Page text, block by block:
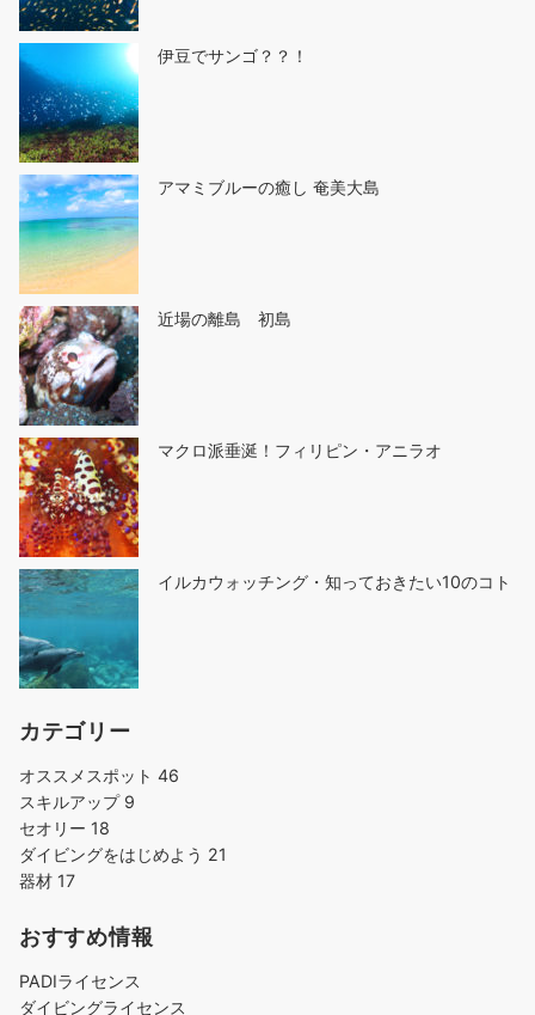
伊豆でサンゴ？？！
アマミブルーの癒し 奄美大島
近場の離島 初島
マクロ派垂涎！フィリピン・アニラオ
イルカウォッチング・知っておきたい10のコト
カテゴリー
オススメスポット 46
スキルアップ 9
セオリー 18
ダイビングをはじめよう 21
器材 17
おすすめ情報
PADIライセンス
ダイビングライセンス